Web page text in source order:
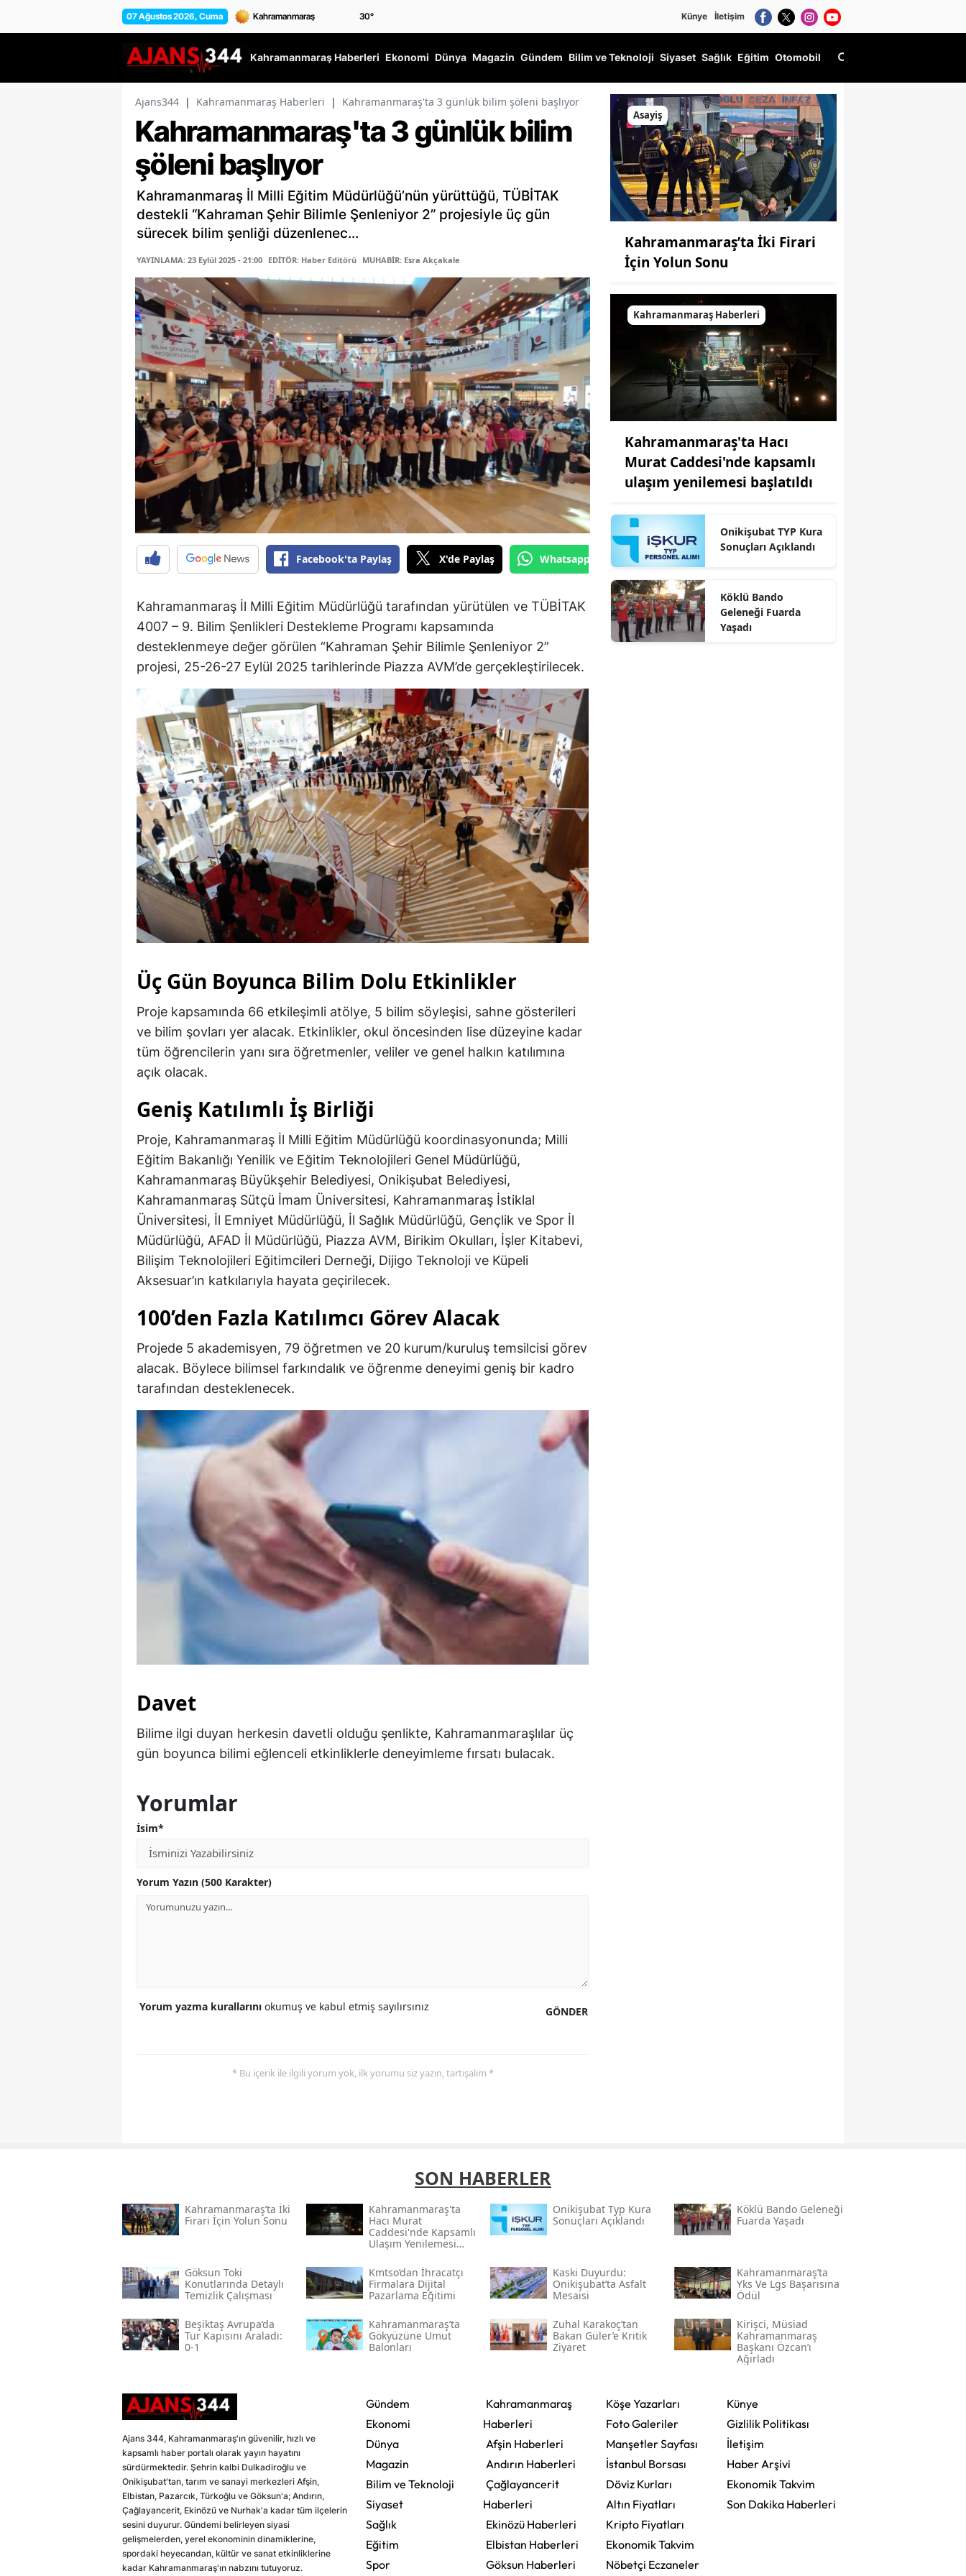
07 Ağustos 2026, Cuma 30° Künye İletişim
Kahramanmaraş Haberleri Ekonomi Dünya Magazin Gündem Bilim ve Teknoloji Siyaset Sağlık Eğitim Otomobil
Ajans344 | Kahramanmaraş Haberleri | Kahramanmaraş'ta 3 günlük bilim şöleni başlıyor
Kahramanmaraş'ta 3 günlük bilim
şöleni başlıyor
Kahramanmaraş İl Milli Eğitim Müdürlüğü’nün yürüttüğü, TÜBİTAK
destekli “Kahraman Şehir Bilimle Şenleniyor 2” projesiyle üç gün
sürecek bilim şenliği düzenlenec...
YAYINLAMA: 23 Eylül 2025 - 21:00 EDİTÖR: Haber Editörü MUHABİR: Esra Akçakale
Facebook'ta Paylaş X'de Paylaş Whatsapp'tan Gönder
Kahramanmaraş İl Milli Eğitim Müdürlüğü tarafından yürütülen ve TÜBİTAK
4007 – 9. Bilim Şenlikleri Destekleme Programı kapsamında
desteklenmeye değer görülen “Kahraman Şehir Bilimle Şenleniyor 2”
projesi, 25-26-27 Eylül 2025 tarihlerinde Piazza AVM’de gerçekleştirilecek.
Üç Gün Boyunca Bilim Dolu Etkinlikler
Proje kapsamında 66 etkileşimli atölye, 5 bilim söyleşisi, sahne gösterileri
ve bilim şovları yer alacak. Etkinlikler, okul öncesinden lise düzeyine kadar
tüm öğrencilerin yanı sıra öğretmenler, veliler ve genel halkın katılımına
açık olacak.
Geniş Katılımlı İş Birliği
Proje, Kahramanmaraş İl Milli Eğitim Müdürlüğü koordinasyonunda; Milli
Eğitim Bakanlığı Yenilik ve Eğitim Teknolojileri Genel Müdürlüğü,
Kahramanmaraş Büyükşehir Belediyesi, Onikişubat Belediyesi,
Kahramanmaraş Sütçü İmam Üniversitesi, Kahramanmaraş İstiklal
Üniversitesi, İl Emniyet Müdürlüğü, İl Sağlık Müdürlüğü, Gençlik ve Spor İl
Müdürlüğü, AFAD İl Müdürlüğü, Piazza AVM, Birikim Okulları, İşler Kitabevi,
Bilişim Teknolojileri Eğitimcileri Derneği, Dijigo Teknoloji ve Küpeli
Aksesuar’ın katkılarıyla hayata geçirilecek.
100’den Fazla Katılımcı Görev Alacak
Projede 5 akademisyen, 79 öğretmen ve 20 kurum/kuruluş temsilcisi görev
alacak. Böylece bilimsel farkındalık ve öğrenme deneyimi geniş bir kadro
tarafından desteklenecek.
Davet
Bilime ilgi duyan herkesin davetli olduğu şenlikte, Kahramanmaraşlılar üç
gün boyunca bilimi eğlenceli etkinliklerle deneyimleme fırsatı bulacak.
Yorumlar
İsim*
Yorum Yazın (500 Karakter)
GÖNDER
Yorum yazma kurallarını okumuş ve kabul etmiş sayılırsınız
* Bu içerik ile ilgili yorum yok, ilk yorumu siz yazın, tartışalım *
Asayiş
Kahramanmaraş’ta İki Firari
İçin Yolun Sonu
Kahramanmaraş Haberleri
Kahramanmaraş'ta Hacı
Murat Caddesi'nde kapsamlı
ulaşım yenilemesi başlatıldı
Onikişubat TYP Kura
Sonuçları Açıklandı
Köklü Bando
Geleneği Fuarda
Yaşadı
SON HABERLER
Kahramanmaraş’ta İki
Firari İçin Yolun Sonu
Kahramanmaraş'ta
Hacı Murat
Caddesi'nde Kapsamlı
Ulaşım Yenilemesi
Onikişubat Typ Kura
Sonuçları Açıklandı
Köklü Bando Geleneği
Fuarda Yaşadı
Göksun Toki̇
Konutlarında Detaylı
Temizlik Çalışması
Kmtso’dan İhracatçı
Firmalara Dijital
Pazarlama Eğitimi
Kaski̇ Duyurdu:
Onikişubat’ta Asfalt
Mesaisi
Kahramanmaraş’ta
Yks Ve Lgs Başarısına
Ödül
Beşiktaş Avrupa’da
Tur Kapısını Araladı:
0-1
Kahramanmaraş’ta
Gökyüzüne Umut
Balonları
Zuhal Karakoç’tan
Bakan Güler’e Kritik
Ziyaret
Kirişci, Müsi̇ad
Kahramanmaraş
Başkanı Özcan’ı
Ağırladı
Ajans 344, Kahramanmaraş'ın güvenilir, hızlı ve
kapsamlı haber portalı olarak yayın hayatını
sürdürmektedir. Şehrin kalbi Dulkadiroğlu ve
Onikişubat'tan, tarım ve sanayi merkezleri Afşin,
Elbistan, Pazarcık, Türkoğlu ve Göksun'a; Andırın,
Çağlayancerit, Ekinözü ve Nurhak'a kadar tüm ilçelerin
sesini duyurur. Gündemi belirleyen siyasi
gelişmelerden, yerel ekonominin dinamiklerine,
spordaki heyecandan, kültür ve sanat etkinliklerine
kadar Kahramanmaraş'ın nabzını tutuyoruz.
Gündem
Ekonomi
Dünya
Magazin
Bilim ve Teknoloji
Siyaset
Sağlık
Eğitim
Spor
Kahramanmaraş
Haberleri
Afşin Haberleri
Andırın Haberleri
Çağlayancerit
Haberleri
Ekinözü Haberleri
Elbistan Haberleri
Göksun Haberleri
Köşe Yazarları
Foto Galeriler
Manşetler Sayfası
İstanbul Borsası
Döviz Kurları
Altın Fiyatları
Kripto Fiyatları
Ekonomik Takvim
Nöbetçi Eczaneler
Künye
Gizlilik Politikası
İletişim
Haber Arşivi
Ekonomik Takvim
Son Dakika Haberleri